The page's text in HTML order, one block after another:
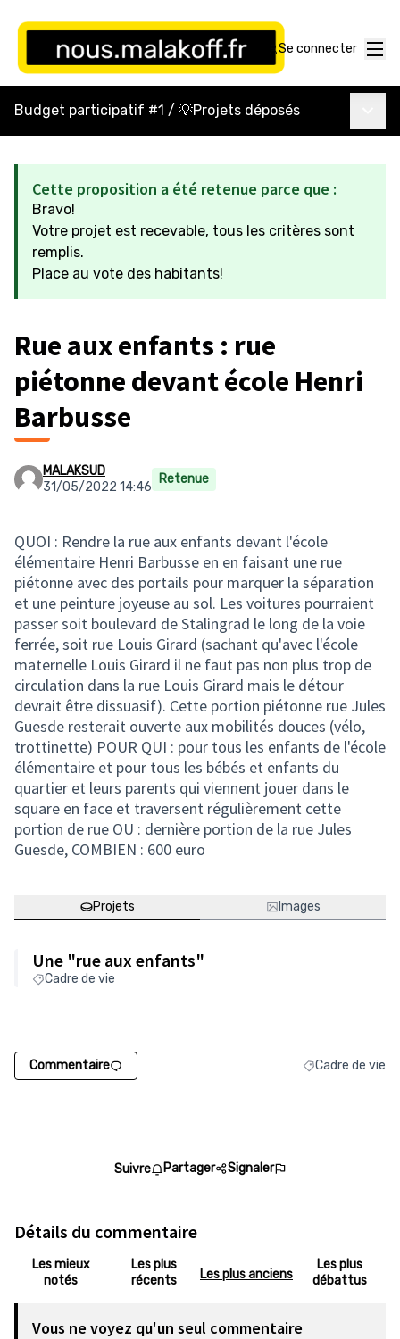
Se connecter
Budget participatif #1 / 💡Projets déposés
Cette proposition a été retenue parce que :
Bravo!
Votre projet est recevable, tous les critères sont
remplis.
Place au vote des habitants!
Rue aux enfants : rue
piétonne devant école Henri
Barbusse
MALAKSUD
31/05/2022 14:46
Retenue
QUOI : Rendre la rue aux enfants devant l'école
élémentaire Henri Barbusse en en faisant une rue
piétonne avec des portails pour marquer la séparation
et une peinture joyeuse au sol. Les voitures pourraient
passer soit boulevard de Stalingrad le long de la voie
ferrée, soit rue Louis Girard (sachant qu'avec l'école
maternelle Louis Girard il ne faut pas non plus trop de
circulation dans la rue Louis Girard mais le détour
devrait être dissuasif). Cette portion piétonne rue Jules
Guesde resterait ouverte aux mobilités douces (vélo,
trottinette) POUR QUI : pour tous les enfants de l'école
élémentaire et pour tous les bébés et enfants du
quartier et leurs parents qui viennent jouer dans le
square en face et traversent régulièrement cette
portion de rue OU : dernière portion de la rue Jules
Guesde, COMBIEN : 600 euro
Projets Images
Une "rue aux enfants"
Cadre de vie
Commentaire Filtrer les
Cadre de vie
Suivre Partager Signaler
Détails du commentaire
Les mieux
notés
Les plus
récents
Les plus anciens
Les plus
débattus
Vous ne voyez qu'un seul commentaire